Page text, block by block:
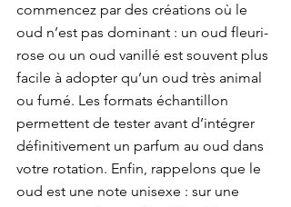
commencez par des créations où le
oud n’est pas dominant : un oud fleuri-
rose ou un oud vanillé est souvent plus
facile à adopter qu’un oud très animal
ou fumé. Les formats échantillon
permettent de tester avant d’intégrer
définitivement un parfum au oud dans
votre rotation. Enfin, rappelons que le
oud est une note unisexe : sur une